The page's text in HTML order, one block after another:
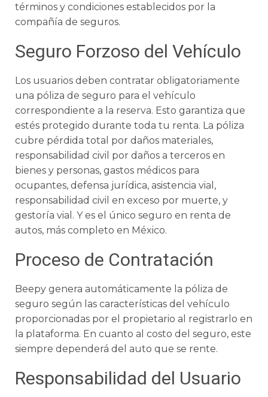
términos y condiciones establecidos por la
compañía de seguros.
Seguro Forzoso del Vehículo
Los usuarios deben contratar obligatoriamente
una póliza de seguro para el vehículo
correspondiente a la reserva. Esto garantiza que
estés protegido durante toda tu renta. La póliza
cubre pérdida total por daños materiales,
responsabilidad civil por daños a terceros en
bienes y personas, gastos médicos para
ocupantes, defensa jurídica, asistencia vial,
responsabilidad civil en exceso por muerte, y
gestoría vial. Y es el único seguro en renta de
autos, más completo en México.
Proceso de Contratación
Beepy genera automáticamente la póliza de
seguro según las características del vehículo
proporcionadas por el propietario al registrarlo en
la plataforma. En cuanto al costo del seguro, este
siempre dependerá del auto que se rente.
Responsabilidad del Usuario